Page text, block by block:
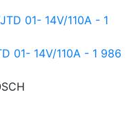
01- 14V/110A - 1 986